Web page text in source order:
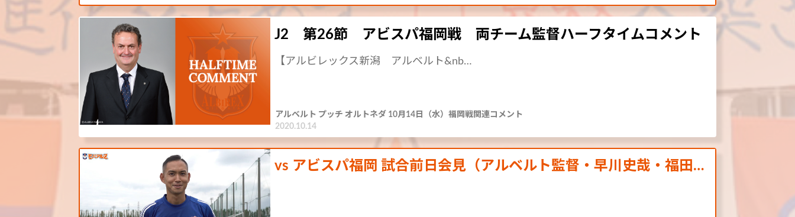
J2 第26節 アビスパ福岡戦 両チーム監督ハーフタイムコメント
【アルビレックス新潟 アルベルト&nb…
アルベルト プッチ オルトネダ 10月14日（水）福岡戦関連コメント
2020.10.14
vs アビスパ福岡 試合前日会見（アルベルト監督・早川史哉・福田…